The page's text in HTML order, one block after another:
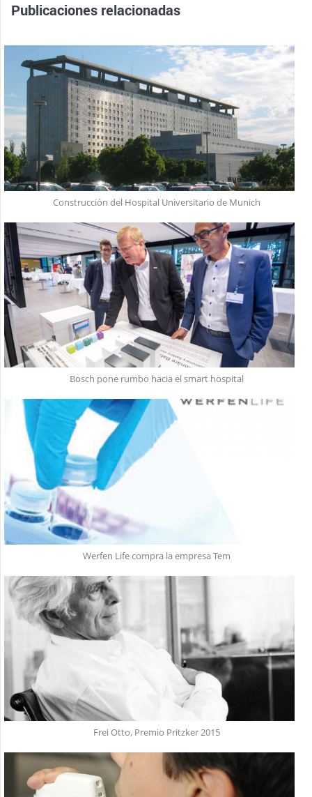
Publicaciones relacionadas
Construcción del Hospital Universitario de Munich
Bosch pone rumbo hacia el smart hospital
Werfen Life compra la empresa Tem
Frei Otto, Premio Pritzker 2015